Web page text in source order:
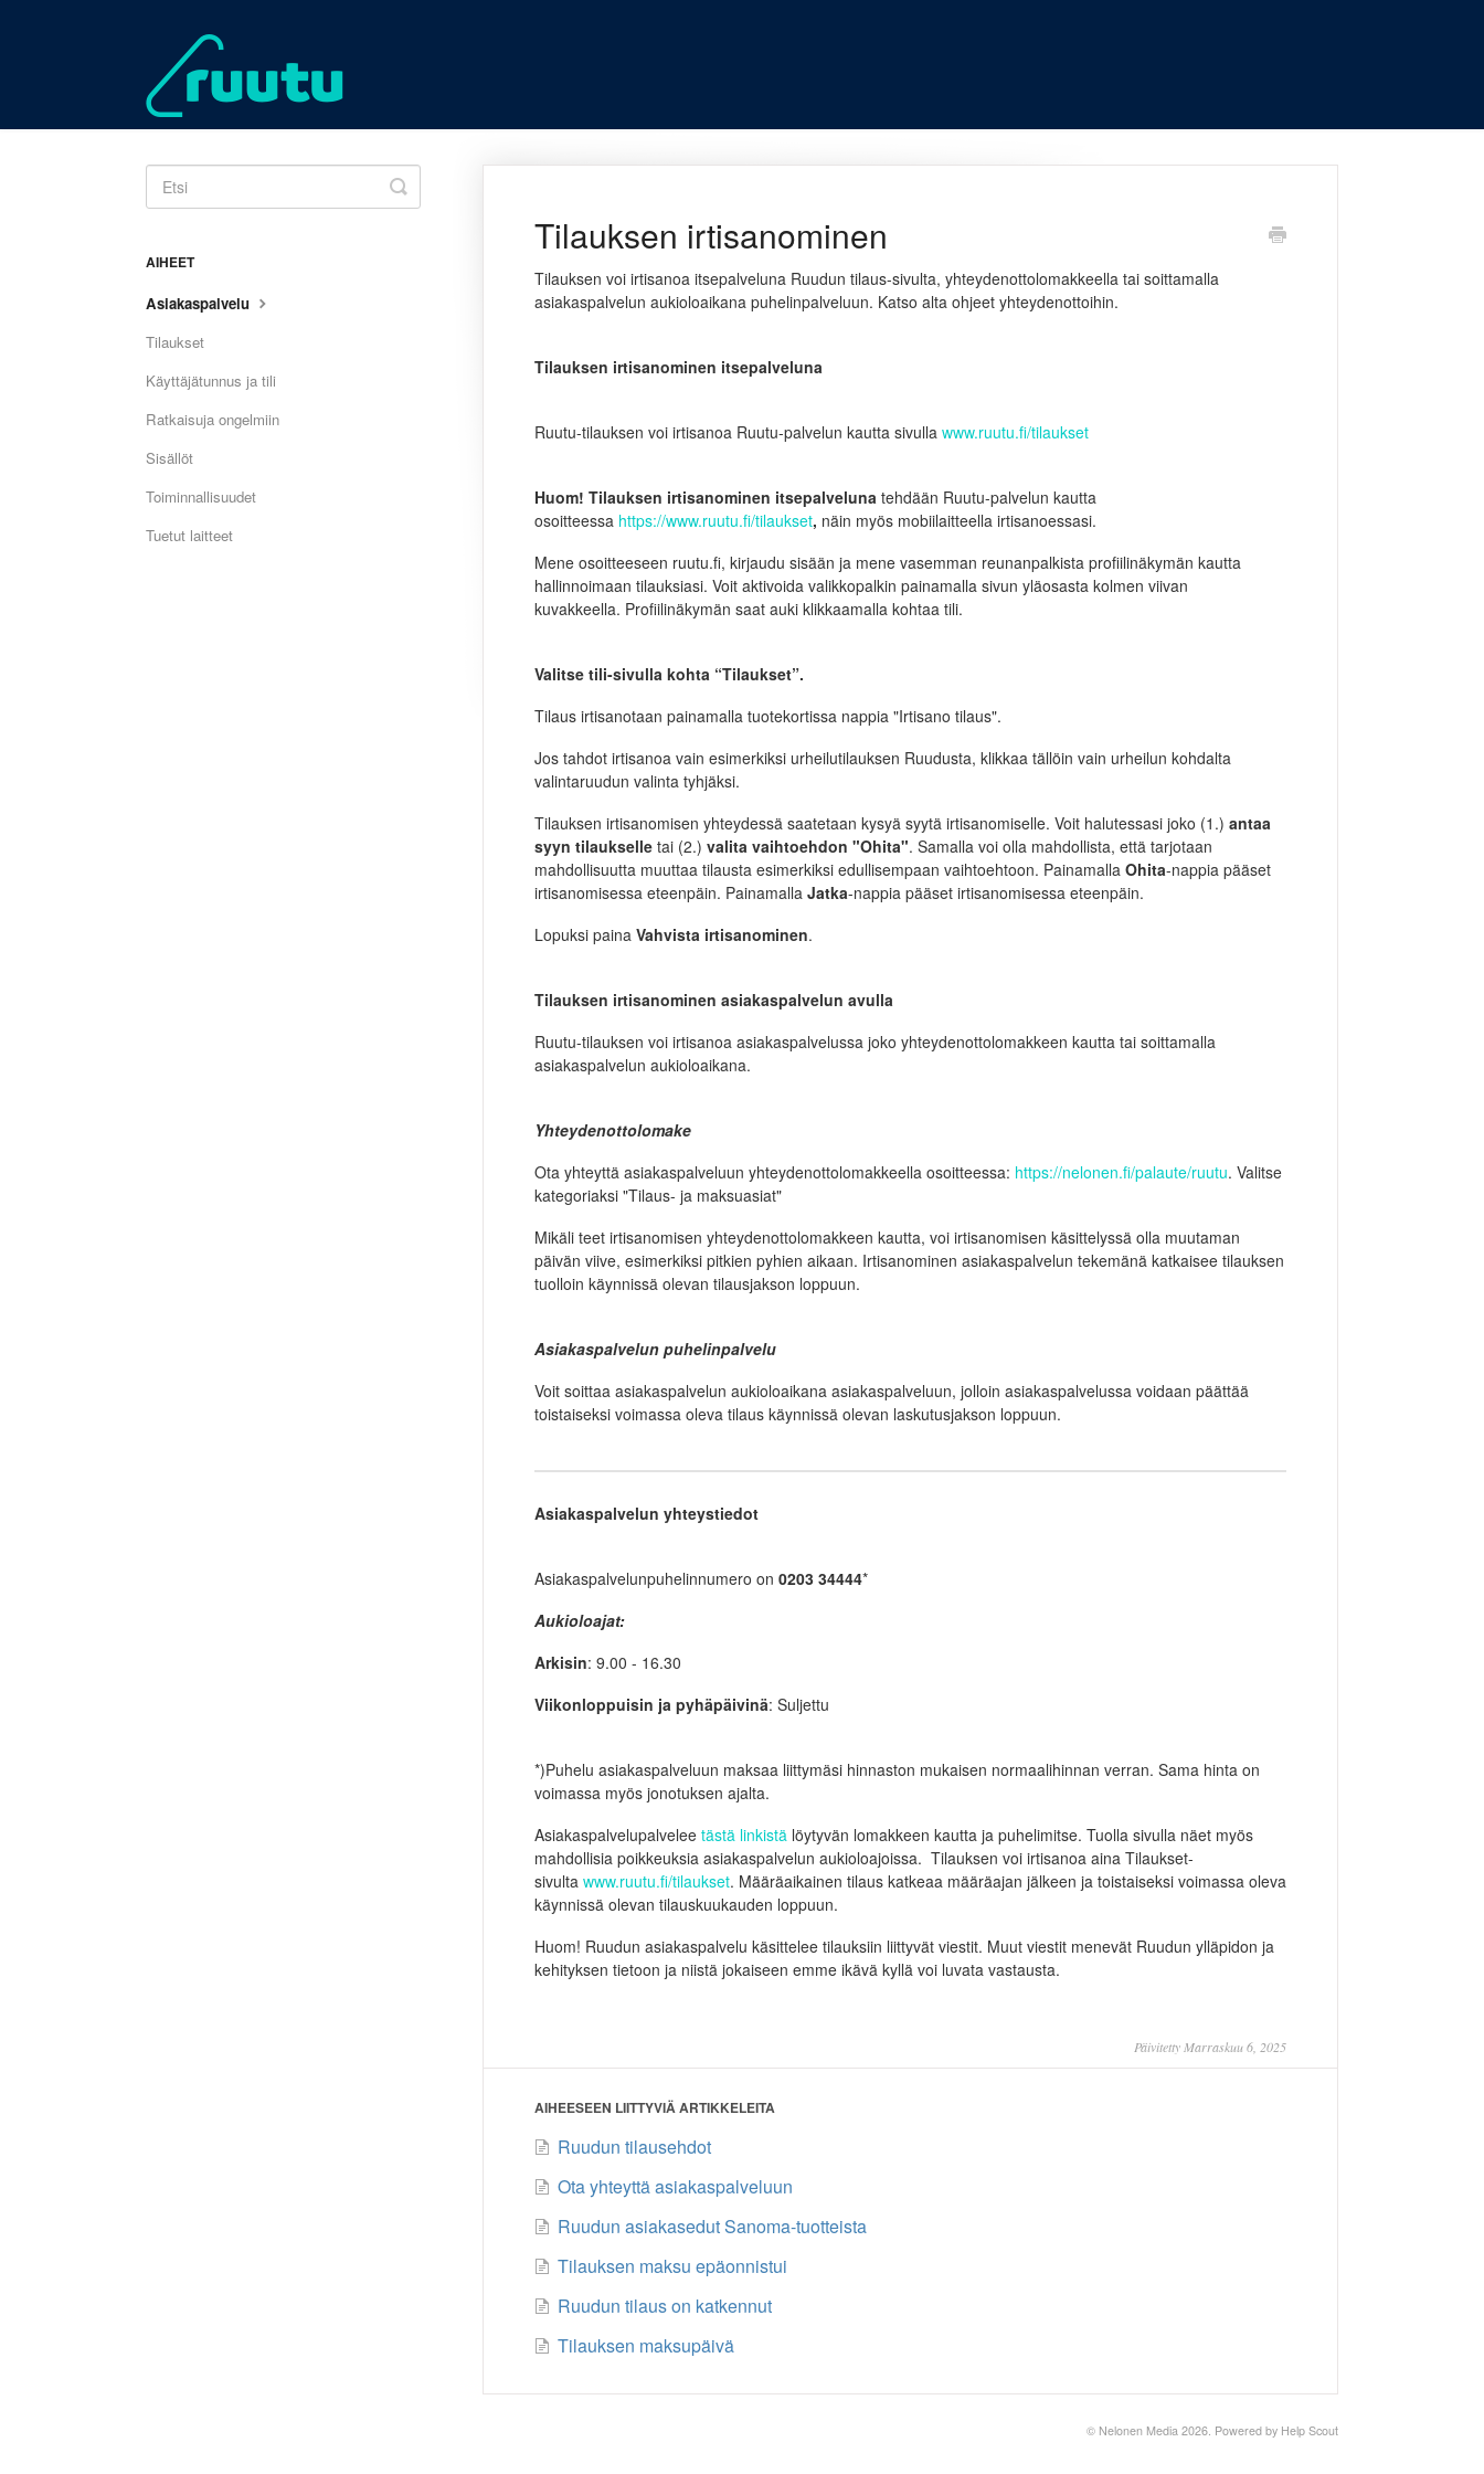
Tilauksen irtisanominen
Tilauksen voi irtisanoa itsepalveluna Ruudun tilaus-sivulta, yhteydenottolomakkeella tai soittamalla
asiakaspalvelun aukioloaikana puhelinpalveluun. Katso alta ohjeet yhteydenottoihin.
Tilauksen irtisanominen itsepalveluna
Ruutu-tilauksen voi irtisanoa Ruutu-palvelun kautta sivulla www.ruutu.fi/tilaukset
Huom! Tilauksen irtisanominen itsepalveluna tehdään Ruutu-palvelun kautta
osoitteessa https://www.ruutu.fi/tilaukset, näin myös mobiilaitteella irtisanoessasi.
Mene osoitteeseen ruutu.fi, kirjaudu sisään ja mene vasemman reunanpalkista profiilinäkymän kautta
hallinnoimaan tilauksiasi. Voit aktivoida valikkopalkin painamalla sivun yläosasta kolmen viivan
kuvakkeella. Profiilinäkymän saat auki klikkaamalla kohtaa tili.
Valitse tili-sivulla kohta “Tilaukset”.
Tilaus irtisanotaan painamalla tuotekortissa nappia "Irtisano tilaus".
Jos tahdot irtisanoa vain esimerkiksi urheilutilauksen Ruudusta, klikkaa tällöin vain urheilun kohdalta
valintaruudun valinta tyhjäksi.
Tilauksen irtisanomisen yhteydessä saatetaan kysyä syytä irtisanomiselle. Voit halutessasi joko (1.) antaa
syyn tilaukselletai (2.) valita vaihtoehdon "Ohita". Samalla voi olla mahdollista, että tarjotaan
mahdollisuutta muuttaa tilausta esimerkiksi edullisempaan vaihtoehtoon. Painamalla Ohita-nappia pääset
irtisanomisessa eteenpäin. Painamalla Jatka-nappia pääset irtisanomisessa eteenpäin.
Lopuksi paina Vahvista irtisanominen.
Tilauksen irtisanominen asiakaspalvelun avulla
Ruutu-tilauksen voi irtisanoa asiakaspalvelussa joko yhteydenottolomakkeen kautta tai soittamalla
asiakaspalvelun aukioloaikana.
Yhteydenottolomake
Ota yhteyttä asiakaspalveluun yhteydenottolomakkeella osoitteessa: https://nelonen.fi/palaute/ruutu. Valitse
kategoriaksi "Tilaus- ja maksuasiat"
Mikäli teet irtisanomisen yhteydenottolomakkeen kautta, voi irtisanomisen käsittelyssä olla muutaman
päivän viive, esimerkiksi pitkien pyhien aikaan. Irtisanominen asiakaspalvelun tekemänä katkaisee tilauksen
tuolloin käynnissä olevan tilausjakson loppuun.
Asiakaspalvelun puhelinpalvelu
Voit soittaa asiakaspalvelun aukioloaikana asiakaspalveluun, jolloin asiakaspalvelussa voidaan päättää
toistaiseksi voimassa oleva tilaus käynnissä olevan laskutusjakson loppuun.
Asiakaspalvelun yhteystiedot
Asiakaspalvelunpuhelinnumero on 0203 34444*
Aukioloajat:
Arkisin: 9.00 - 16.30
Viikonloppuisin ja pyhäpäivinä: Suljettu
*)Puhelu asiakaspalveluun maksaa liittymäsi hinnaston mukaisen normaalihinnan verran. Sama hinta on
voimassa myös jonotuksen ajalta.
Asiakaspalvelupalvelee tästä linkistälöytyvän lomakkeen kautta ja puhelimitse. Tuolla sivulla näet myös
mahdollisia poikkeuksia asiakaspalvelun aukioloajoissa. Tilauksen voi irtisanoa aina Tilaukset-
sivulta www.ruutu.fi/tilaukset. Määräaikainen tilaus katkeaa määräajan jälkeen ja toistaiseksi voimassa oleva
käynnissä olevan tilauskuukauden loppuun.
Huom! Ruudun asiakaspalvelu käsittelee tilauksiin liittyvät viestit. Muut viestit menevät Ruudun ylläpidon ja
kehityksen tietoon ja niistä jokaiseen emme ikävä kyllä voi luvata vastausta.
Päivitetty Marraskuu 6, 2025
AIHEESEEN LIITTYVIÄ ARTIKKELEITA
Ruudun tilausehdot
Ota yhteyttä asiakaspalveluun
Ruudun asiakasedut Sanoma-tuotteista
Tilauksen maksu epäonnistui
Ruudun tilaus on katkennut
Tilauksen maksupäivä
Toggle
Search
AIHEET
Asiakaspalvelu
Tilaukset
Käyttäjätunnus ja tili
Ratkaisuja ongelmiin
Sisällöt
Toiminnallisuudet
Tuetut laitteet
© Nelonen Media 2026. Powered by Help Scout